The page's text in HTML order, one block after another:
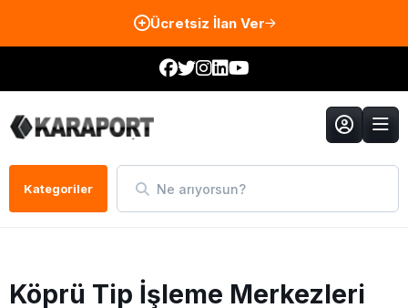
Ücretsiz İlan Ver
Kategoriler Ne arıyorsun?
Köprü Tip İşleme Merkezleri